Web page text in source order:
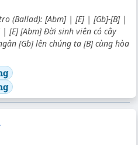
(Ballad): [Abm] | [E] | [Gb]-[B] |
[E] [Abm] Đời sinh viên có cây
[Gb] lên chúng ta [B] cùng hòa